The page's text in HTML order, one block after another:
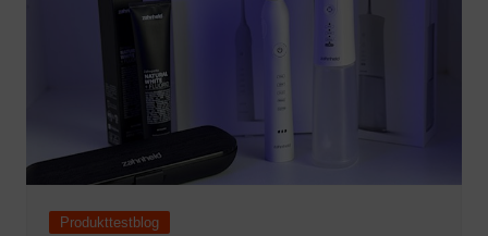
Produkttestblog